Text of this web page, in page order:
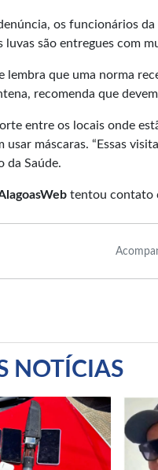
os funcionários
luvas são entregues com
lembra que uma norma
recomenda que
entre os locais onde
usar máscaras. “Essas
da Saúde.
tentou contato
NOTÍCIAS